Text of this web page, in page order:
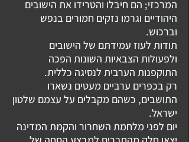
המרכזי; הם חיבלו והטרידו את הישובים
היהודיים וגרמו נזקים חמורים בנפש
וברכוש.
תודות לעוז עמידתם של הישובים
ולפעולות הצבאיות השונות הפכה
התוקפנות הערבית לנסיגה כללית.
רק בכפרים ערביים מעטים נשארו
התושבים, כשהם מקבלים על עצמם שלטון
ישראל.
יום לפני מלחמת השחרור והקמת המדינה